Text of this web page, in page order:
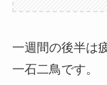
一週間の後半は
一石二鳥です。